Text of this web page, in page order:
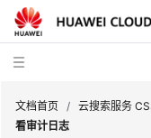
文档首页 / 云搜索服务
看审计日志